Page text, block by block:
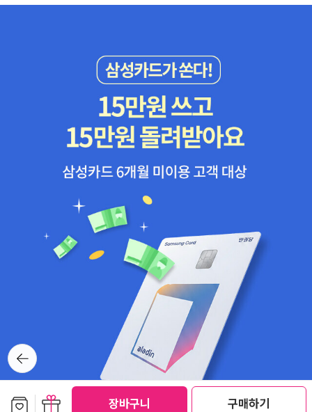
장바구니 구매하기
뒤로가
기